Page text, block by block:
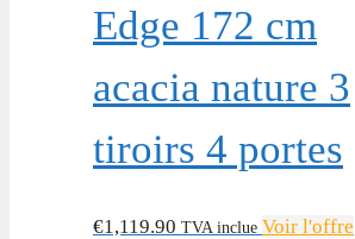
Edge 172 cm
acacia nature 3
tiroirs 4 portes
€1,119.90 TVA inclue Voir l'offre